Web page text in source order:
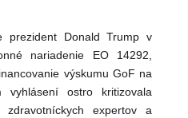
prezident Donald Trump v
nariadenie EO 14292,
výskumu GoF na
ostro kritizovala
zdravotníckych expertov a